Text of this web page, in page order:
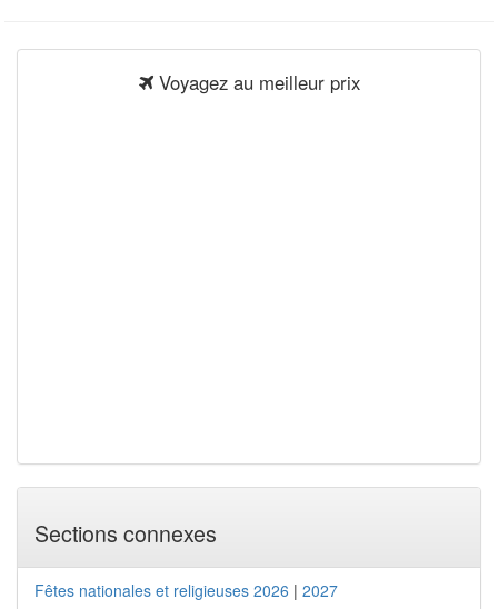
Voyagez au meilleur prix
Sections connexes
Fêtes nationales et religieuses 2026 | 2027